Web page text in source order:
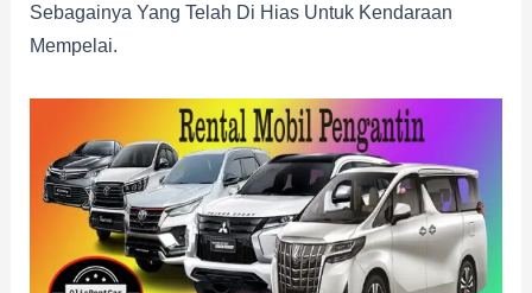
Sebagainya Yang Telah Di Hias Untuk Kendaraan
Mempelai.